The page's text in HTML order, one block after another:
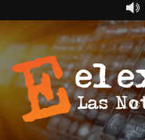
contenido